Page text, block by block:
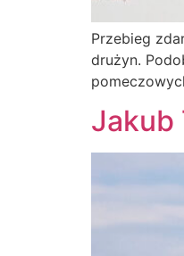
Przebieg
drużyn.
Jakub